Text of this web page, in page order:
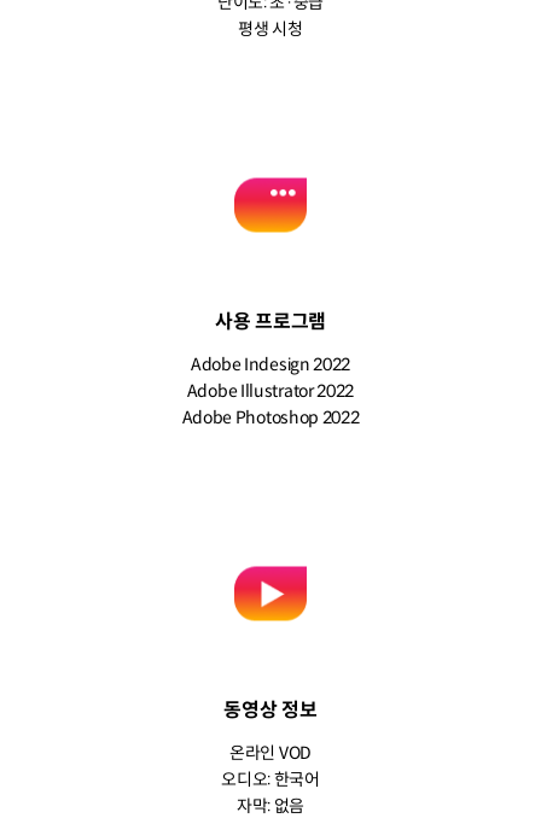
평생 시청
사용 프로그램
Adobe Indesign 2022
Adobe Illustrator 2022
Adobe Photoshop 2022
동영상 정보
온라인 VOD
오디오: 한국어
자막: 없음